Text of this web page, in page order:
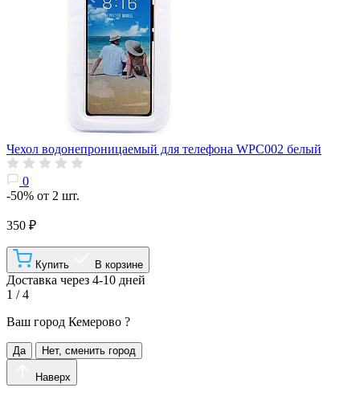
Чехол водонепроницаемый для телефона WPC002 белый
0
-50% от 2 шт.
350 ₽
Купить В корзине
Доставка через 4-10 дней
1 / 4
Ваш город Кемерово ?
Да Нет, сменить город
Наверх